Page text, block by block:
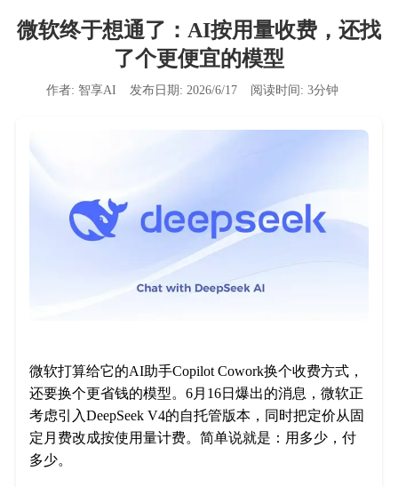
微软终于想通了：AI按用量收费，还找
了个更便宜的模型
作者: 智享AI 发布日期: 2026/6/17 阅读时间: 3分钟
微软打算给它的AI助手Copilot Cowork换个收费方式，
还要换个更省钱的模型。6月16日爆出的消息，微软正
考虑引入DeepSeek V4的自托管版本，同时把定价从固
定月费改成按使用量计费。简单说就是：用多少，付
多少。